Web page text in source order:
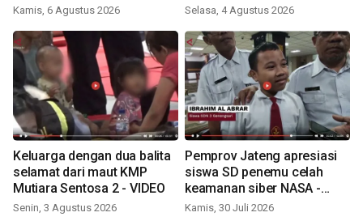
Kamis, 6 Agustus 2026 Selasa, 4 Agustus 2026
Keluarga dengan dua balita
selamat dari maut KMP
Mutiara Sentosa 2 - VIDEO
Senin, 3 Agustus 2026
Pemprov Jateng apresiasi
siswa SD penemu celah
keamanan siber NASA -
VIDEO
Kamis, 30 Juli 2026